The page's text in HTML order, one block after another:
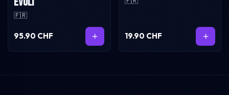
🇫🇷
95.90 CHF 19.90 CHF